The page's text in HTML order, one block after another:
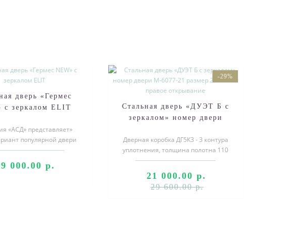
дверь «Гермес
с зеркалом ELIT
«АСД» представляет»
популярной двери
NEW» ― модель «Гермес
000.00 р.
-29%
Стальная дверь «ДУЭТ Б с
зеркалом» номер двери
правое открывание
Дверная коробка ДГ5К3 - 3 контура
уплотнения, толщина полотна 110
мм Порошковое покрытие «Муар
21 000.00 р.
29 600.00 р.